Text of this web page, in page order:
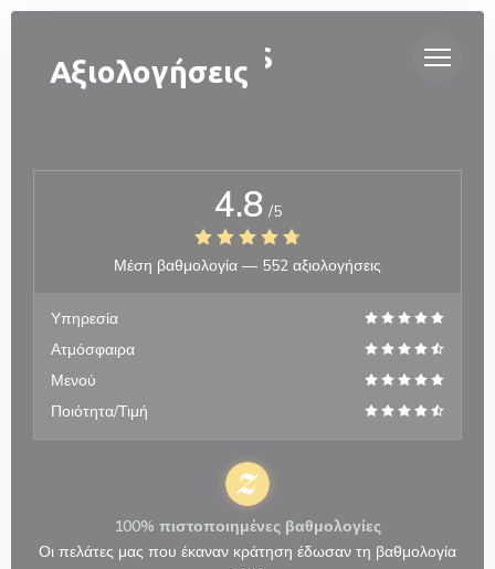
Πίνακας διαχείρισης "Μπισκότων" (Cookies)
OH ! MOUETTES
Αξιολογήσεις
4.8 /5
Μέση βαθμολογία — 552 αξιολογήσεις
Υπηρεσία
Ατμόσφαιρα
Μενού
Ποιότητα/Τιμή
100% πιστοποιημένες βαθμολογίες
Οι πελάτες μας που έκαναν κράτηση έδωσαν τη βαθμολογία